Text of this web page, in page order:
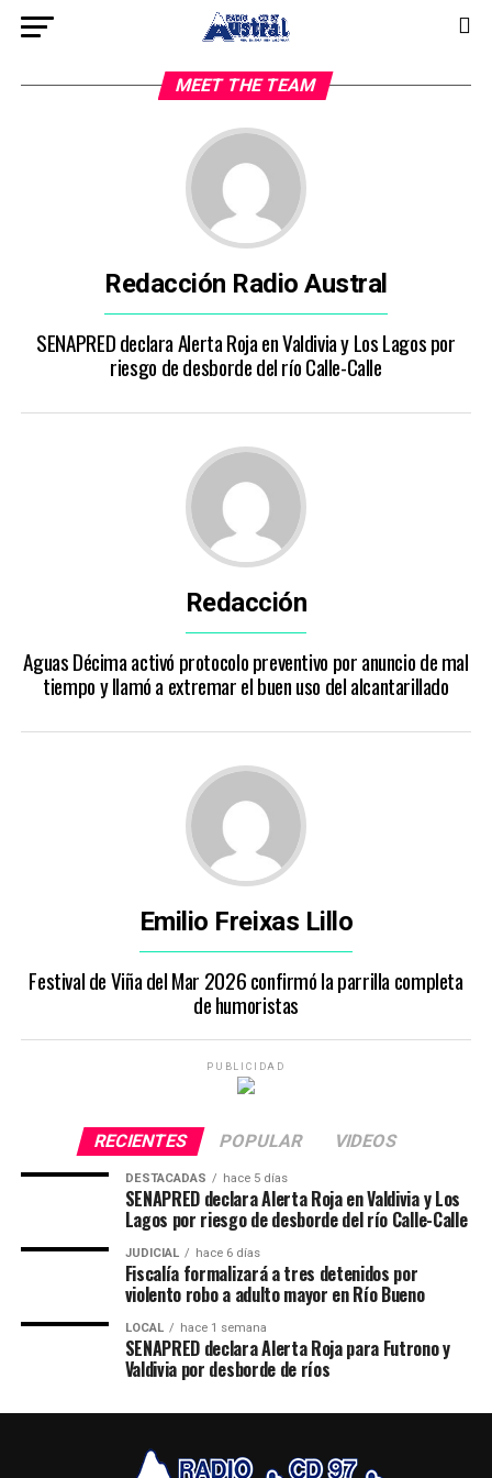
MEET THE TEAM
Redacción Radio Austral
SENAPRED declara Alerta Roja en Valdivia y Los Lagos por
riesgo de desborde del río Calle-Calle
Redacción
Aguas Décima activó protocolo preventivo por anuncio de mal
tiempo y llamó a extremar el buen uso del alcantarillado
Emilio Freixas Lillo
Festival de Viña del Mar 2026 confirmó la parrilla completa
de humoristas
PUBLICIDAD
RECIENTES POPULAR VIDEOS
DESTACADAS hace 5 días
SENAPRED declara Alerta Roja en Valdivia y Los
Lagos por riesgo de desborde del río Calle-Calle
JUDICIAL hace 6 días
Fiscalía formalizará a tres detenidos por
violento robo a adulto mayor en Río Bueno
LOCAL hace 1 semana
SENAPRED declara Alerta Roja para Futrono y
Valdivia por desborde de ríos